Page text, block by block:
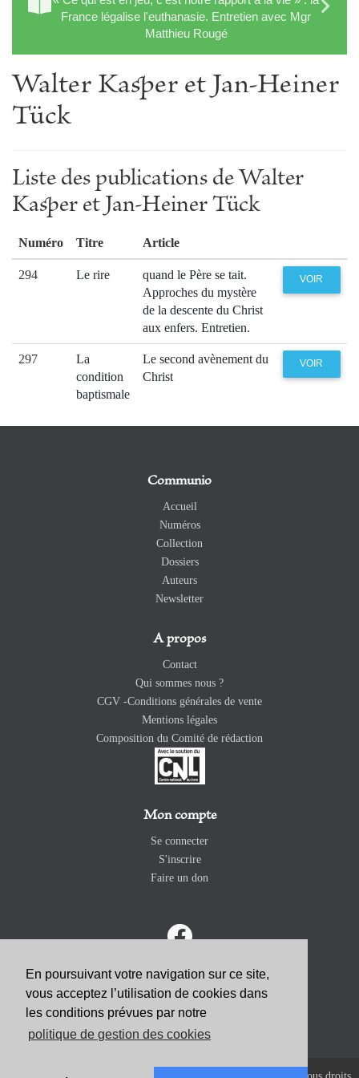
En poursuivant votre navigation sur ce site,
vous acceptez l’utilisation de cookies dans
les conditions prévues par notre
politique de gestion des cookies
France légalise l'euthanasie. Entretien avec Mgr
Matthieu Rougé
Walter Kasper et Jan-Heiner
Tück
Liste des publications de Walter
Kasper et Jan-Heiner Tück
Numéro Titre Article
294 Le rire
quand le Père se tait.
Approches du mystère
de la descente du Christ
aux enfers. Entretien.
VOIR
297
La
condition
baptismale
Le second avènement du
Christ
VOIR
Communio
Accueil
Numéros
Collection
Dossiers
Auteurs
Newsletter
A propos
Contact
Qui sommes nous ?
CGV -Conditions générales de vente
Mentions légales
Composition du Comité de rédaction
Mon compte
Se connecter
S'inscrire
Faire un don
ABONNEZ-VOUS